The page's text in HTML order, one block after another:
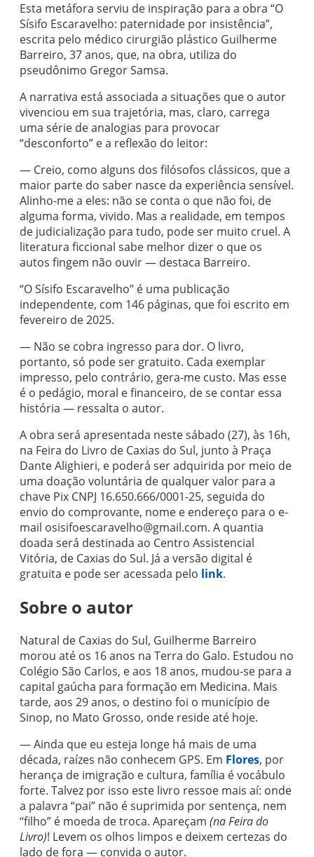
Esta metáfora serviu de inspiração para a obra “O
Sísifo Escaravelho: paternidade por insistência”,
escrita pelo médico cirurgião plástico Guilherme
Barreiro, 37 anos, que, na obra, utiliza do
pseudônimo Gregor Samsa.
A narrativa está associada a situações que o autor
vivenciou em sua trajetória, mas, claro, carrega
uma série de analogias para provocar
“desconforto” e a reflexão do leitor:
— Creio, como alguns dos filósofos clássicos, que a
maior parte do saber nasce da experiência sensível.
Alinho-me a eles: não se conta o que não foi, de
alguma forma, vivido. Mas a realidade, em tempos
de judicialização para tudo, pode ser muito cruel. A
literatura ficcional sabe melhor dizer o que os
autos fingem não ouvir — destaca Barreiro.
“O Sísifo Escaravelho” é uma publicação
independente, com 146 páginas, que foi escrito em
fevereiro de 2025.
— Não se cobra ingresso para dor. O livro,
portanto, só pode ser gratuito. Cada exemplar
impresso, pelo contrário, gera-me custo. Mas esse
é o pedágio, moral e financeiro, de se contar essa
história — ressalta o autor.
A obra será apresentada neste sábado (27), às 16h,
na Feira do Livro de Caxias do Sul, junto à Praça
Dante Alighieri, e poderá ser adquirida por meio de
uma doação voluntária de qualquer valor para a
chave Pix CNPJ 16.650.666/0001-25, seguida do
envio do comprovante, nome e endereço para o e-
mail osisifoescaravelho@gmail.com. A quantia
doada será destinada ao Centro Assistencial
Vitória, de Caxias do Sul. Já a versão digital é
gratuita e pode ser acessada pelo link.
Sobre o autor
Natural de Caxias do Sul, Guilherme Barreiro
morou até os 16 anos na Terra do Galo. Estudou no
Colégio São Carlos, e aos 18 anos, mudou-se para a
capital gaúcha para formação em Medicina. Mais
tarde, aos 29 anos, o destino foi o município de
Sinop, no Mato Grosso, onde reside até hoje.
— Ainda que eu esteja longe há mais de uma
década, raízes não conhecem GPS. Em Flores, por
herança de imigração e cultura, família é vocábulo
forte. Talvez por isso este livro ressoe mais aí: onde
a palavra “pai” não é suprimida por sentença, nem
“filho” é moeda de troca. Apareçam (na Feira do
Livro)! Levem os olhos limpos e deixem certezas do
lado de fora — convida o autor.